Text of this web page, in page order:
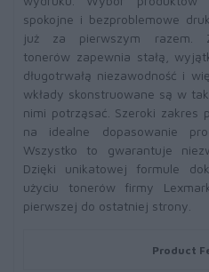
spokojne i bezproblemowe
już za pierwszym razem.
tonerów zapewnia stałą,
długotrwałą niezawodność i
wkłady skonstruowane są w
nimi potrząsać. Szeroki zakres
na idealne dopasowanie
Wszystko to gwarantuje
Dzięki unikatowej formule
użyciu tonerów firmy
pierwszej do ostatniej strony.
Product